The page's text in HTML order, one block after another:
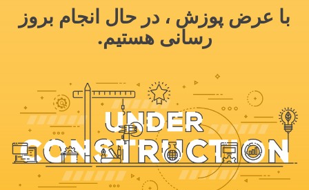
با عرض پوزش ، در حال انجام بروز
رسانی هستیم.